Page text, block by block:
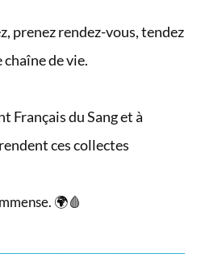
prenez rendez-vous, tendez
de vie.
Français du Sang et à
ces collectes
🌍🩸